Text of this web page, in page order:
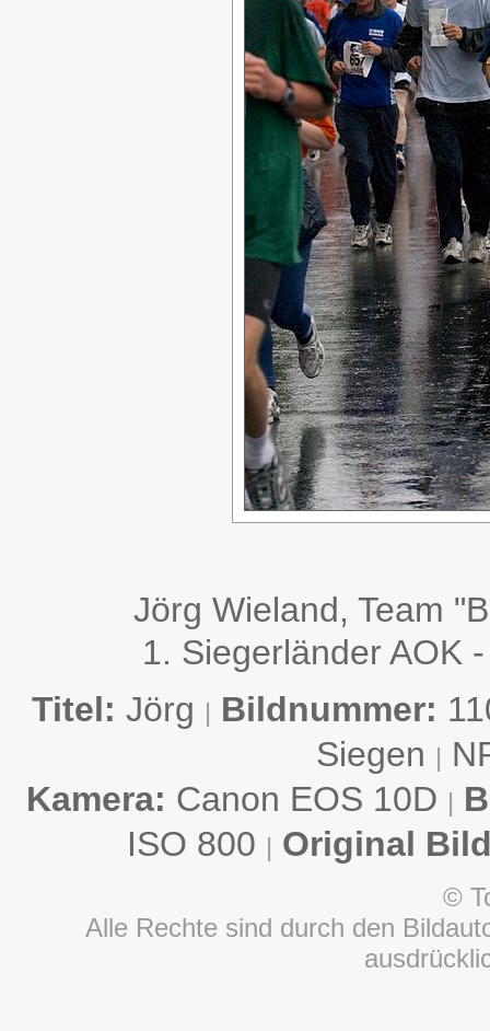
Jörg Wieland, Team
1. Siegerländer AOK
Titel: Jörg | Bildnummer:
Siegen |
Kamera: Canon EOS 10D |
ISO 800 | Original
©
Alle Rechte sind durch den